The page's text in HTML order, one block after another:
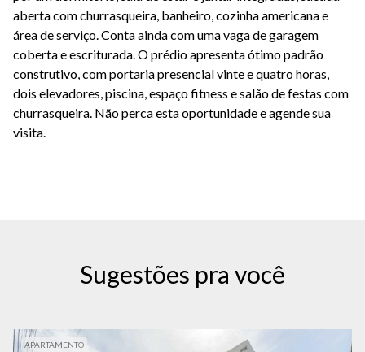
aberta com churrasqueira, banheiro, cozinha americana e
área de serviço. Conta ainda com uma vaga de garagem
coberta e escriturada. O prédio apresenta ótimo padrão
construtivo, com portaria presencial vinte e quatro horas,
dois elevadores, piscina, espaço fitness e salão de festas com
churrasqueira. Não perca esta oportunidade e agende sua
visita.
Sugestões pra você
APARTAMENTO